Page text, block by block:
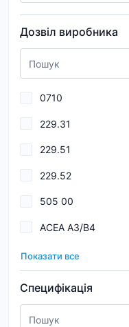
Brembo
COASTAL
DELPHI
Drydene
DuraMAX
ENEOS
EUROREPAR
FEBI
Ferodo
Дозвіл виробника
0710
229.31
229.51
229.52
505 00
ACEA A3/B4
Aisin Warner AW-1
Allison C4
Показати все
Специфікація